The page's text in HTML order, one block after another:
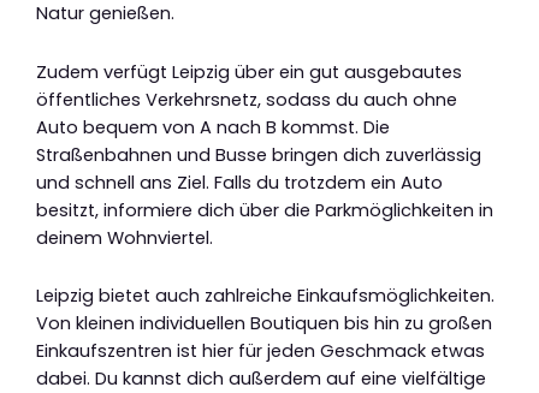
Natur genießen.
Zudem verfügt Leipzig über ein gut ausgebautes
öffentliches Verkehrsnetz, sodass du auch ohne
Auto bequem von A nach B kommst. Die
Straßenbahnen und Busse bringen dich zuverlässig
und schnell ans Ziel. Falls du trotzdem ein Auto
besitzt, informiere dich über die Parkmöglichkeiten in
deinem Wohnviertel.
Leipzig bietet auch zahlreiche Einkaufsmöglichkeiten.
Von kleinen individuellen Boutiquen bis hin zu großen
Einkaufszentren ist hier für jeden Geschmack etwas
dabei. Du kannst dich außerdem auf eine vielfältige